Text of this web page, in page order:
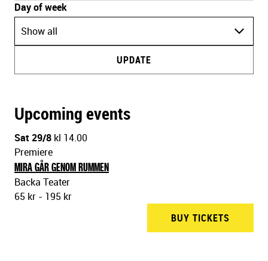
Day of week
Show all
UPDATE
Upcoming events
Sat 29/8 kl 14.00
Premiere
MIRA GÅR GENOM RUMMEN
Backa Teater
65 kr - 195 kr
BUY TICKETS